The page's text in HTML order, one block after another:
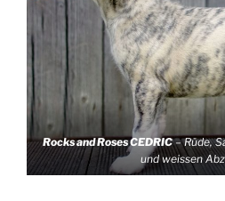
Rocks and Roses CEDRIC– Rüde,
und weissen